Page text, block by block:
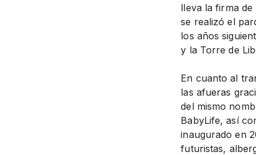
lleva la firma de
se realizó el
los años
y la Torre de
En cuanto al
las afueras
del mismo
BabyLife, así
inaugurado en
futuristas,